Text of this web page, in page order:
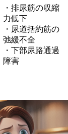
・排尿筋の収縮
力低下
・尿道括約筋の
弛緩不全
・下部尿路通過
障害